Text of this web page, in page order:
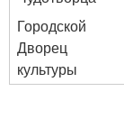
Городской
Дворец
культуры